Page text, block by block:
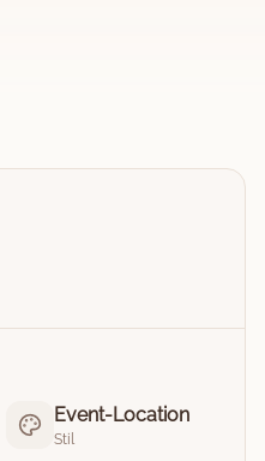
Event-Location
Stil